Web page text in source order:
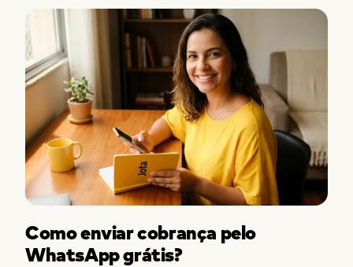
Como enviar cobrança pelo
WhatsApp grátis?